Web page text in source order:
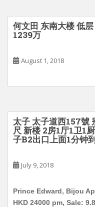
何文田 东南大楼 低
1239万
August 1, 2018
太子 太子道西157號
尺 新楼 2房1厅1卫1
子B2出口上面1分钟
July 9, 2018
Prince Edward, Bijou
HKD 24000 pm, Sale: